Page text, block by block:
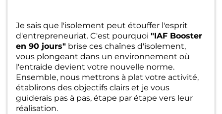
Je sais que l'isolement peut étouffer l'esprit
d'entrepreneuriat. C'est pourquoi "IAF Booster
en 90 jours" brise ces chaînes d'isolement,
vous plongeant dans un environnement où
l'entraide devient votre nouvelle norme.
Ensemble, nous mettrons à plat votre activité,
établirons des objectifs clairs et je vous
guiderais pas à pas, étape par étape vers leur
réalisation.